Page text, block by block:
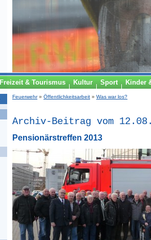
Freizeit & Tourismus Kultur Sport Kinder
Feuerwehr» Öffentlichkeitsarbeit » Was war los?
Archiv-Beitrag vom
Pensionärstreffen 2013